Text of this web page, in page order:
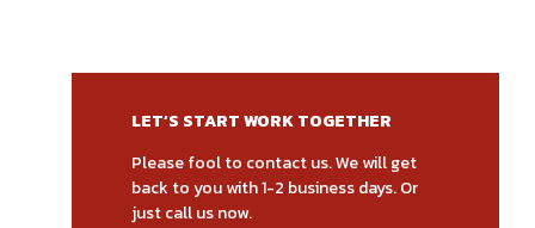
LET’S START WORK TOGETHER
Please fool to contact us. We will get
back to you with 1-2 business days. Or
just call us now.